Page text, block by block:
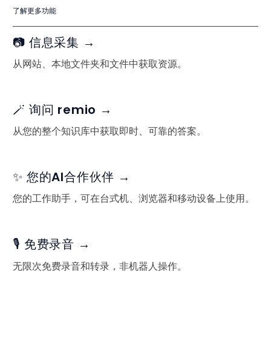
了解更多功能
📷 信息采集 →
从网站、本地文件夹和文件中获取资源。
🪄 询问 remio →
从您的整个知识库中获取即时、可靠的答案。
✨ 您的AI合作伙伴 →
您的工作助手，可在台式机、浏览器和移动设备上使用。
🎙️ 免费录音 →
无限次免费录音和转录，非机器人操作。